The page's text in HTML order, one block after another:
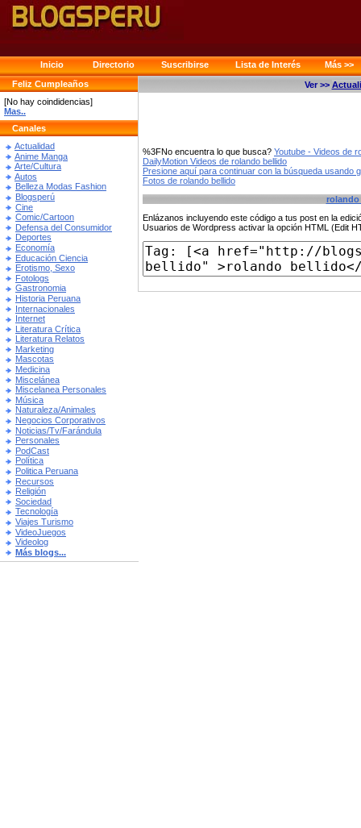
Inicio Directorio Suscribirse Lista de Interés
Más >>
Feliz Cumpleaños
[No hay coindidencias]
Mas..
Canales
Actualidad
Anime Manga
Arte/Cultura
Autos
Belleza Modas Fashion
Blogsperú
Cine
Comic/Cartoon
Defensa del Consumidor
Deportes
Economía
Educación Ciencia
Erotismo, Sexo
Fotologs
Gastronomia
Historia Peruana
Internacionales
Internet
Literatura Crítica
Literatura Relatos
Marketing
Mascotas
Medicina
Miscelánea
Miscelanea Personales
Música
Naturaleza/Animales
Negocios Corporativos
Noticias/Tv/Farándula
Personales
PodCast
Política
Politica Peruana
Recursos
Religión
Sociedad
Tecnología
Viajes Turismo
VideoJuegos
Videolog
Más blogs...
Ver >>
%3FNo encuentra lo que busca? Youtube - Videos de
DailyMotion Videos de rolando bellido
Presione aquí para continuar con la búsqueda usando
Fotos de rolando bellido
Enlázanos incluyendo este código a tus post en la
Usuarios de Wordpress activar la opción HTML (Edit